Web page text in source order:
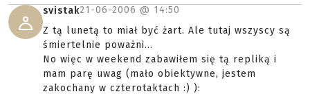
svistak21-06-2006 @ 14:50
Z tą lunetą to miał być żart. Ale tutaj wszyscy są
śmiertelnie poważni...
No więc w weekend zabawiłem się tą repliką i
mam parę uwag (mało obiektywne, jestem
zakochany w czterotaktach :) ):